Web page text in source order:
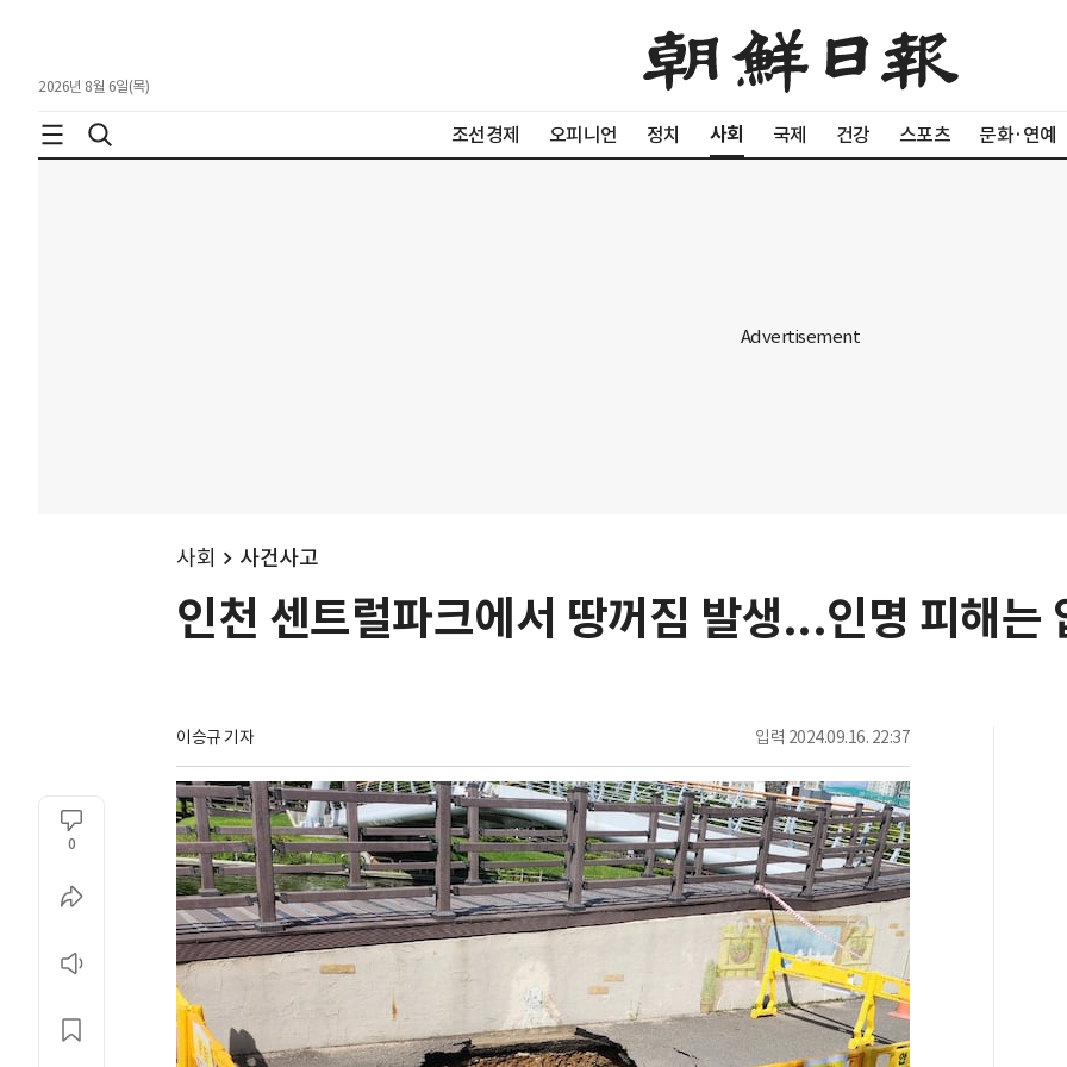
2026년 8월 6일(목)
조선경제 오피니언 정치 사회 국제 건강 스포츠 문화·연예
사회 사건사고
인천 센트럴파크에서 땅꺼짐 발생...인명 피해는
이승규 기자 입력 2024.09.16. 22:37
0